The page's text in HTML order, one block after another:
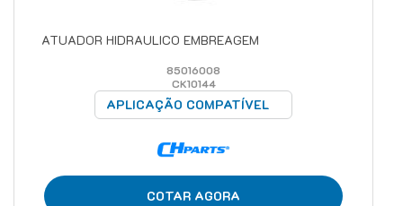
ATUADOR HIDRAULICO EMBREAGEM
85016008
CK10144
APLICAÇÃO COMPATÍVEL
COTAR AGORA